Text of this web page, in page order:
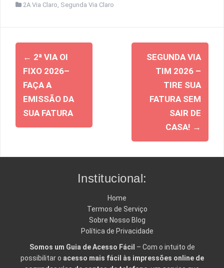
2A Via Claro, Segunda Via Claro
Navegação
de
posts
← 2ª VIA OI
FIXO 2026–
FAÇA A
EMISSÃO DA
SUA FATURA
SEGUNDA VIA
TIM 2026 –
TIRE SUA
FATURA SEM
SAIR DE
CASA! →
Institucional:
Home
Termos de Serviço
Sobre Nosso Blog
Política de Privacidade
Somos um Guia de Acesso Fácil – Com o intuito de
possibilitar o acesso mais fácil às impressões online de